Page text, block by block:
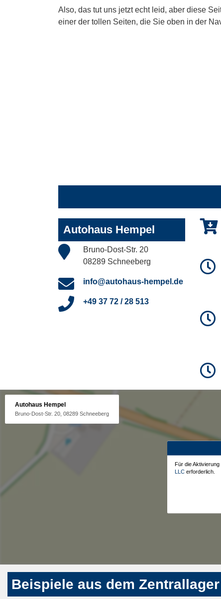
Also, das tut uns jetzt echt leid, aber diese
einer der tollen Seiten, die Sie oben in der
Autohaus Hempel
Bruno-Dost-Str. 20
08289 Schneeberg
info@autohaus-hempel.de
+49 37 72 / 28 513
Autohaus Hempel
Bruno-Dost-Str. 20, 08289 Schneeberg
Für die
LLC erforderlich.
Beispiele aus dem Zentrallager